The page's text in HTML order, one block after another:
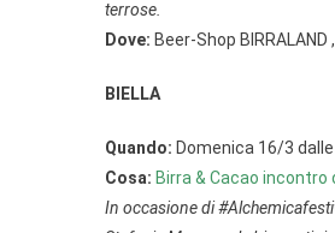
terrose.
Dove: Beer-Shop
BIELLA
Quando: Domenica 16/3
Cosa: Birra & Cacao incontro
In occasione di